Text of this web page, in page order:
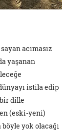
acımasız
yaşanan
istila edip
dille
(eski-yeni)
yok olacağı